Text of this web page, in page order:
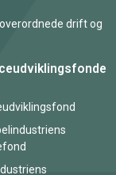
drift og